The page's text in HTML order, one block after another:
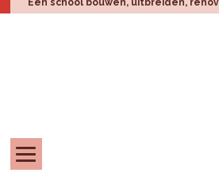
Een school bouwen, uitbreiden,